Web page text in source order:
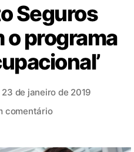
Seguros
o programa
23 de janeiro de 2019
comentário